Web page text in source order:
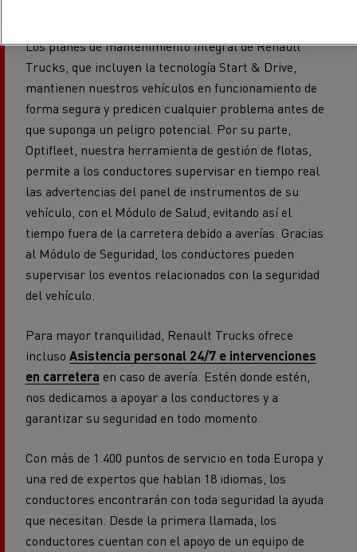
Los planes de mantenimiento integral de Renault
Trucks, que incluyen la tecnología Start & Drive,
mantienen nuestros vehículos en funcionamiento de
forma segura y predicen cualquier problema antes de
que suponga un peligro potencial. Por su parte,
Optifleet, nuestra herramienta de gestión de flotas,
permite a los conductores supervisar en tiempo real
las advertencias del panel de instrumentos de su
vehículo, con el Módulo de Salud, evitando así el
tiempo fuera de la carretera debido a averías. Gracias
al Módulo de Seguridad, los conductores pueden
supervisar los eventos relacionados con la seguridad
del vehículo.
Para mayor tranquilidad, Renault Trucks ofrece
incluso Asistencia personal 24/7 e intervenciones
en carretera en caso de avería. Estén donde estén,
nos dedicamos a apoyar a los conductores y a
garantizar su seguridad en todo momento.
Con más de 1.400 puntos de servicio en toda Europa y
una red de expertos que hablan 18 idiomas, los
conductores encontrarán con toda seguridad la ayuda
que necesitan. Desde la primera llamada, los
conductores cuentan con el apoyo de un equipo de